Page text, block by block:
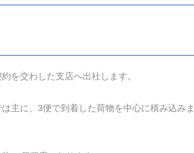
を交わした支店へ出社します。
主に、3便で到着した荷物を中心に積み込みま